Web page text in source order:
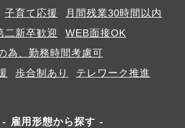
子育て応援
月間残業30時間以内
二新卒歓迎
WEB面接OK
為、勤務時間考慮可
歩合制あり テレワーク推進
雇用形態から探す